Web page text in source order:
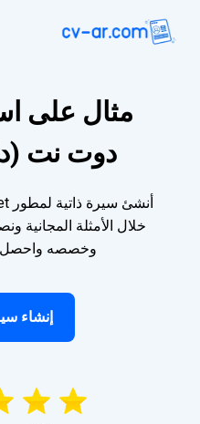
مثال على
دوت نت
خلال الأمثلة المجانية
وخصصه واحصل
إنشاء